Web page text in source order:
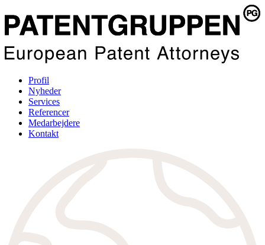
Profil
Nyheder
Services
Referencer
Medarbejdere
Kontakt